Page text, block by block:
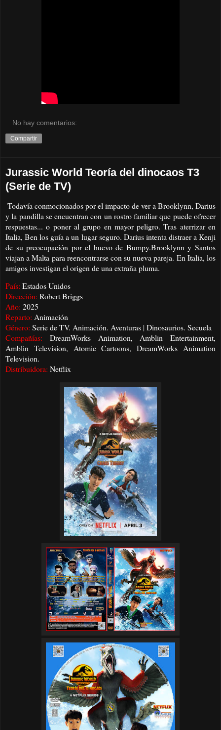
No hay comentarios:
Compartir
Jurassic World Teoría del dinocaos T3
(Serie de TV)
Todavía conmocionados por el impacto de ver a Brooklynn, Darius
y la pandilla se encuentran con un rostro familiar que puede ofrecer
respuestas... o poner al grupo en mayor peligro. Tras aterrizar en
Italia, Ben los guía a un lugar seguro. Darius intenta distraer a Kenji
de su preocupación por el huevo de Bumpy.Brooklynn y Santos
viajan a Malta para reencontrarse con su nueva pareja. En Italia, los
amigos investigan el origen de una extraña pluma.
País: Estados Unidos
Dirección: Robert Briggs
Año: 2025
Reparto: Animación
Género: Serie de TV. Animación. Aventuras | Dinosaurios. Secuela
Compañías: DreamWorks Animation, Amblin Entertainment,
Amblin Television, Atomic Cartoons, DreamWorks Animation
Television.
Distribuidora: Netflix